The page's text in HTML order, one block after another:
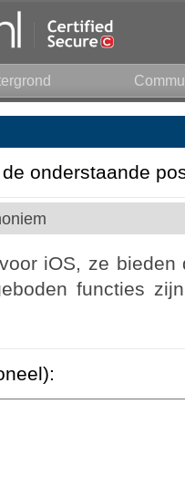
onderstaande
iOS, ze
functies